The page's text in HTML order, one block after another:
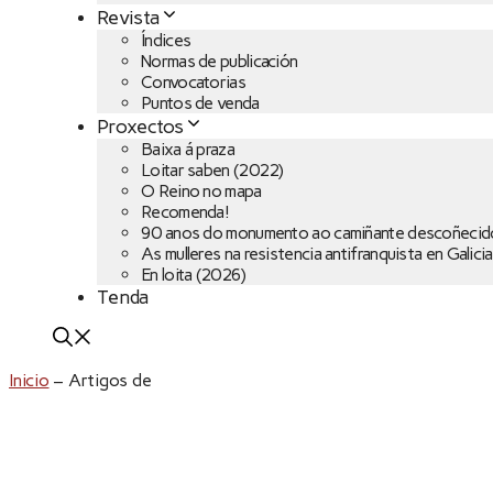
Revista
Índices
Normas de publicación
Convocatorias
Puntos de venda
Proxectos
Baixa á praza
Loitar saben (2022)
O Reino no mapa
Recomenda!
90 anos do monumento ao camiñante
As mulleres na resistencia antifranquista en Galicia
En loita (2026)
Tenda
Inicio – Artigos de